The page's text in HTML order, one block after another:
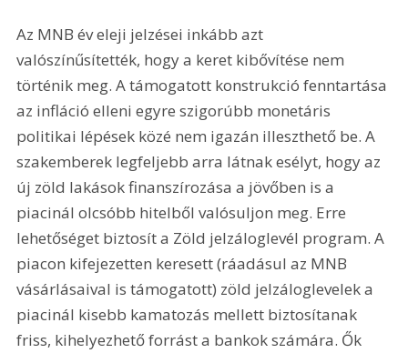
Az MNB év eleji jelzései inkább azt
valószínűsítették, hogy a keret kibővítése nem
történik meg. A támogatott konstrukció fenntartása
az infláció elleni egyre szigorúbb monetáris
politikai lépések közé nem igazán illeszthető be. A
szakemberek legfeljebb arra látnak esélyt, hogy az
új zöld lakások finanszírozása a jövőben is a
piacinál olcsóbb hitelből valósuljon meg. Erre
lehetőséget biztosít a Zöld jelzáloglevél program. A
piacon kifejezetten keresett (ráadásul az MNB
vásárlásaival is támogatott) zöld jelzáloglevelek a
piacinál kisebb kamatozás mellett biztosítanak
friss, kihelyezhető forrást a bankok számára. Ők